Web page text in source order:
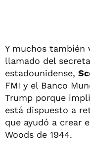
Y muchos también
llamado del
estadounidense,
FMI y el Banco
Trump porque
está dispuesto a
que ayudó a crear
Woods de 1944.